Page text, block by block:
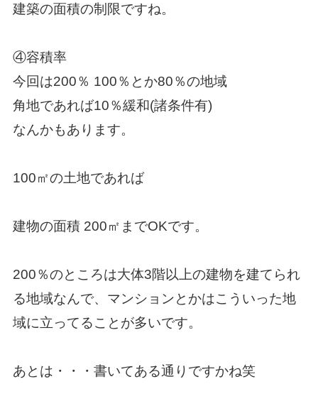
建築の面積の制限ですね。
④容積率
今回は200％ 100％とか80％の地域
角地であれば10％緩和(諸条件有)
なんかもあります。
100㎡の土地であれば
建物の面積 200㎡までOKです。
200％のところは大体3階以上の建物を建てられ
る地域なんで、マンションとかはこういった地
域に立ってることが多いです。
あとは・・・書いてある通りですかね笑